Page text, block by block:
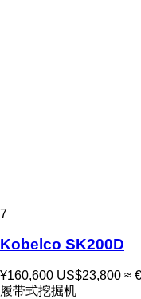
7
Kobelco SK200D
¥160,600 US$23,800 ≈
履带式挖掘机